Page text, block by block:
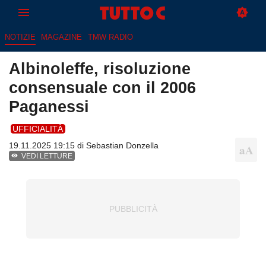
NOTIZIE MAGAZINE TMW RADIO
Albinoleffe, risoluzione
consensuale con il 2006
Paganessi
UFFICIALITÀ
19.11.2025 19:15 di Sebastian Donzella
VEDI LETTURE